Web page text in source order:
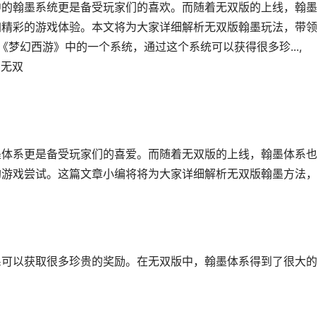
翰墨系统更是备受玩家们的喜欢。而随着无双版的上线，翰墨
彩的游戏体验。本文将为大家详细解析无双版翰墨玩法，带领
幻西游》中的一个系统，通过这个系统可以获得很多珍...,
双
系更是备受玩家们的喜爱。而随着无双版的上线，翰墨体系也
戏尝试。这篇文章小编将将为大家详细解析无双版翰墨方法，
以获取很多珍贵的奖励。在无双版中，翰墨体系得到了很大的